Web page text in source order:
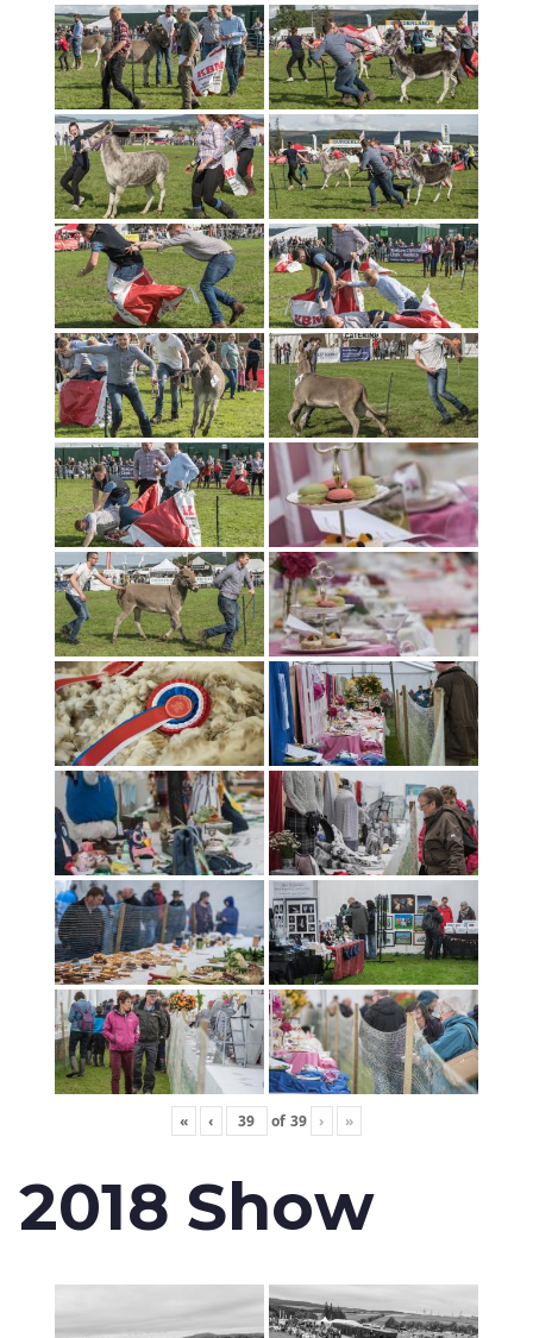
« ‹ of 39 › »
2018 Show